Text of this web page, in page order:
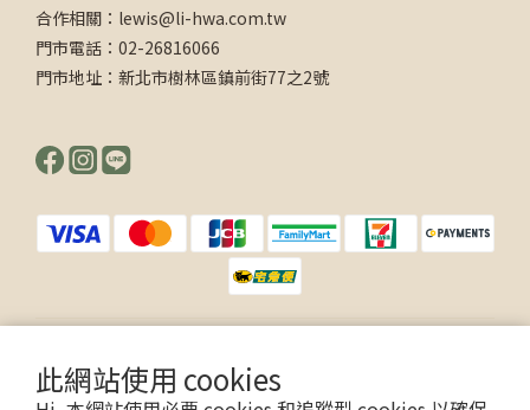
此網站使用 cookies
合作相關：lewis@li-hwa.com.tw
門市電話：02-26816066
門市地址：新北市樹林區鎮前街77之2號